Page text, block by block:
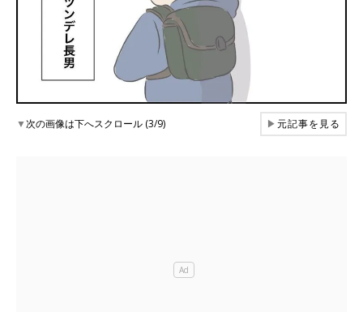
▼次の画像は下へスクロール (3/9) ▶元記事を見る